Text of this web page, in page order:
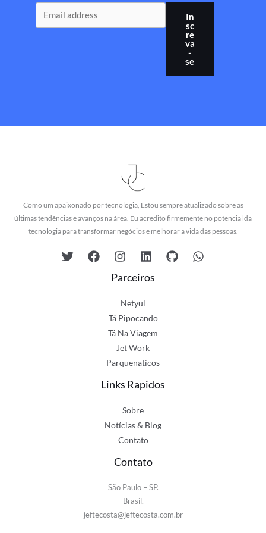
In
sc
re
va
-
se
Como um apaixonado por tecnologia, Estou sempre atualizado sobre as
últimas tendências e avanços na área. Eu acredito firmemente no potencial da
tecnologia para transformar negócios e melhorar a vida das pessoas.
Parceiros
Netyul
Tá Pipocando
Tá Na Viagem
Jet Work
Parquenaticos
Links Rapidos
Sobre
Notícias & Blog
Contato
Contato
São Paulo – SP.
Brasil.
jeftecosta@jeftecosta.com.br